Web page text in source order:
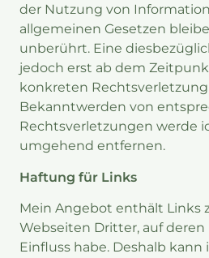
der Nutzung von
allgemeinen Gesetzen
unberührt. Eine
jedoch erst ab dem
konkreten
Bekanntwerden von
Rechtsverletzungen werde
umgehend entfernen.
Haftung für Links
Mein Angebot enthält Links
Webseiten Dritter, auf
Einfluss habe. Deshalb kann